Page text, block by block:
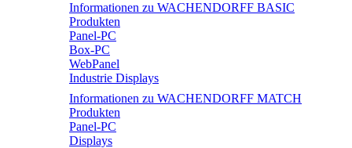
Informationen zu WACHENDORFF BASIC
Produkten
Panel-PC
Box-PC
WebPanel
Industrie Displays
Informationen zu WACHENDORFF MATCH
Produkten
Panel-PC
Displays